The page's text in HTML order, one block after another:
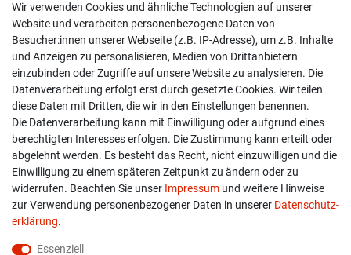
Shop
Kontakt
Versand & Zahlung
Widerrufs­recht
Widerruf erklären
info@overdrive-racing.de
05662 / 8878939
Overdrive-Racing
Wir verwenden Cookies und ähnliche Technologien auf unserer
Website und verarbeiten personenbezogene Daten von
Besucher:innen unserer Webseite (z.B. IP-Adresse), um z.B. Inhalte
und Anzeigen zu personalisieren, Medien von Drittanbietern
einzubinden oder Zugriffe auf unsere Website zu analysieren. Die
Datenverarbeitung erfolgt erst durch gesetzte Cookies. Wir teilen
diese Daten mit Dritten, die wir in den Einstellungen benennen.
Die Datenverarbeitung kann mit Einwilligung oder aufgrund eines
berechtigten Interesses erfolgen. Die Zustimmung kann erteilt oder
abgelehnt werden. Es besteht das Recht, nicht einzuwilligen und die
Einwilligung zu einem späteren Zeitpunkt zu ändern oder zu
widerrufen. Beachten Sie unser Impressum und weitere Hinweise
zur Verwendung personenbezogener Daten in unserer Daten­schutz­
erklärung.
Essenziell